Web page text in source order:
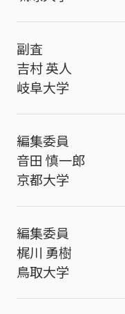
副査
吉村 英人
岐阜大学
編集委員
音田 慎一郎
京都大学
編集委員
梶川 勇樹
鳥取大学